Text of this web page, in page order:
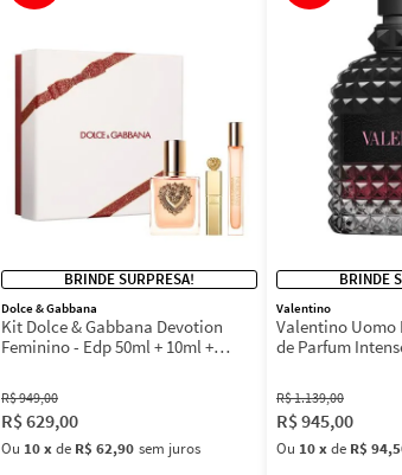
BRINDE SURPRESA!
Dolce & Gabbana
Kit Dolce & Gabbana Devotion
Feminino - Edp 50ml + 10ml +
R$949,00
R$629,00
Ou 10xde R$ 62,90 sem juros
BRINDE
Valentino
Valentino Uomo
de Parfum
R$1.139,00
R$945,00
Ou 10xde R$